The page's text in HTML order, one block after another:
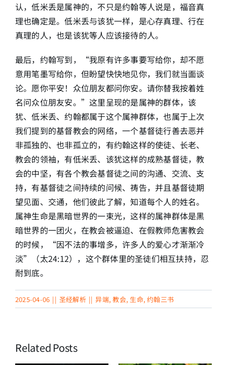
认，低米丢是属神的，不只是约翰等人说是，福音真
理也确定是。低米丢与该犹一样，是心存真理、行在
真理的人，也是该犹等人应该接待的人。
最后，约翰写到，“我原有许多事要写给你，却不愿
意用笔墨写给你，但盼望快快地见你，我们就当面谈
论。愿你平安！众位朋友都问你安。请你替我按着姓
名问众位朋友安。”这里呈现的是属神的群体，该
犹、低米丢、约翰都属于这个属神群体，也属于上次
我们提到的基督教会的网络，一个基督徒行善去恶并
非孤独的、也非孤立的，有约翰这样的使徒、长老、
教会的领袖，有低米丢、该犹这样的成熟基督徒，教
会的中坚，有各个教会基督徒之间的沟通、交流、支
持，有基督徒之间持续的问候、祷告，并且基督徒期
望见面、交通，他们彼此了解，知道每个人的姓名。
属神生命是黑暗世界的一束光，这样的属神群体是黑
暗世界的一团火，在教会被逼迫、在假教师危害教会
的时候，“因不法的事增多，许多人的爱心才渐渐冷
淡”（太24:12），这个群体里的圣徒们相互扶持，忍
耐到底。
2025-04-06 || 圣经解析 || 异端,教会, 生命,约翰三书
Related Posts